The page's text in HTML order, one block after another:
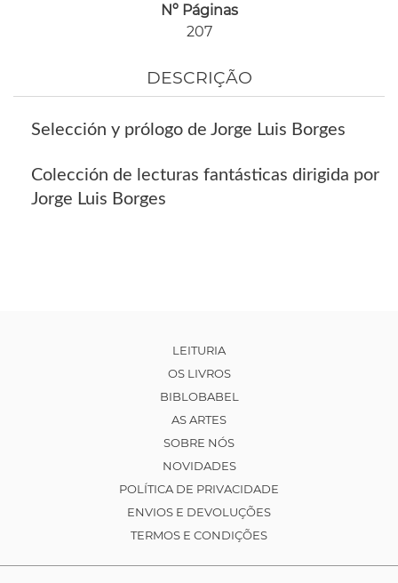
Nº Páginas
207
DESCRIÇÃO
Selección y prólogo de Jorge Luis Borges
Colección de lecturas fantásticas dirigida por
Jorge Luis Borges
LEITURIA
OS LIVROS
BIBLOBABEL
AS ARTES
SOBRE NÓS
NOVIDADES
POLÍTICA DE PRIVACIDADE
ENVIOS E DEVOLUÇÕES
TERMOS E CONDIÇÕES